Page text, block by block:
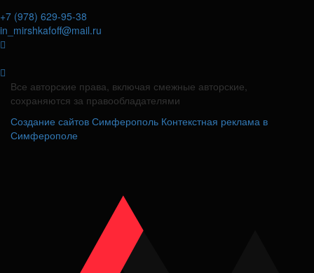
+7 (978) 629-95-38
in_mirshkafoff@mail.ru
Все авторские права, включая смежные авторские,
сохраняются за правообладателями
Создание сайтов Симферополь Контекстная реклама в
Симферополе